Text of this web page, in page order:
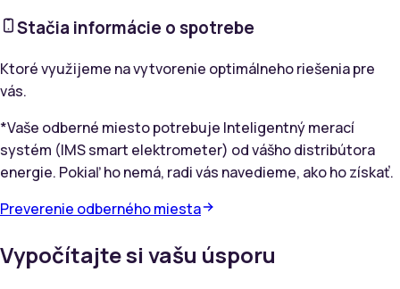
Stačia informácie o spotrebe
Ktoré využijeme na vytvorenie optimálneho riešenia pre
vás.
*Vaše odberné miesto potrebuje Inteligentný merací
systém (IMS smart elektrometer) od vášho distribútora
energie. Pokiaľ ho nemá, radi vás navedieme, ako ho získať.
Preverenie odberného miesta
Vypočítajte si vašu úsporu